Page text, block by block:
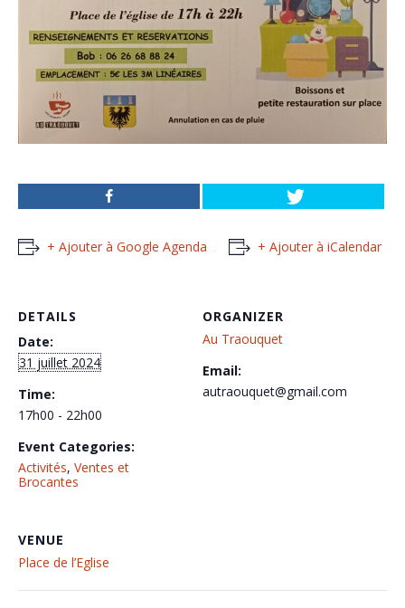
+ Ajouter à Google Agenda + Ajouter à iCalendar
DETAILS
Date:
31 juillet 2024
Time:
17h00 - 22h00
Event Categories:
Activités, Ventes et
Brocantes
ORGANIZER
Au Traouquet
Email:
autraouquet@gmail.com
VENUE
Place de l’Eglise